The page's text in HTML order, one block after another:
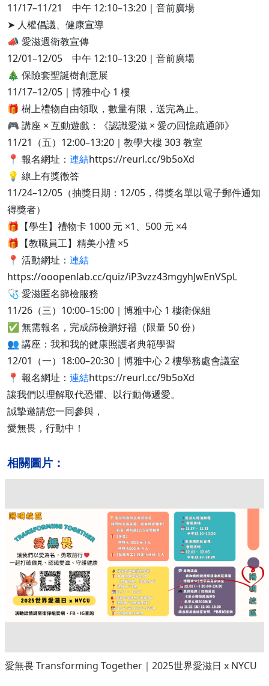
11/17–11/21 中午 12:10–13:20｜音前廣場
➤ 人權倡議、健康宣導
📣 愛滋週衛教宣傳
12/01–12/05 中午 12:10–13:20｜音前廣場
🎄 保險套聖誕樹創意展
11/17–12/05｜博雅中心 1 樓
🎁 樹上禮物自由領取，數量有限，送完為止。
🎮 講座 × 互動遊戲：《認識愛滋 × 愛の回憶疏通師》
11/21（五）12:00–13:20｜教學大樓 303 教室
📍 報名網址： 連結https://reurl.cc/9b5oXd
💡 線上有獎徵答
11/24–12/05（抽獎日期：12/05，得獎名單以電子郵件通知
得獎者）
🎁【學生】禮物卡 1000 元 ×1、500 元 ×4
🎁【教職員工】精美小禮 ×5
📍 活動網址： 連結
https://ooopenlab.cc/quiz/iP3vzz43mgyhJwEnVSpL
🩺 愛滋匿名篩檢服務
11/26（三）10:00–15:00｜博雅中心 1 樓衛保組
✅ 無需報名，完成篩檢贈好禮（限量 50 份）
👥 講座：我和我的健康照護者典範學習
12/01（一）18:00–20:30｜博雅中心 2 樓學務處會議室
📍 報名網址： 連結https://reurl.cc/9b5oXd
讓我們以理解取代恐懼、以行動傳遞愛。
誠摯邀請您一同參與，
愛無畏，行動中！
相關圖片：
愛無畏 Transforming Together｜2025世界愛滋日 x NYCU